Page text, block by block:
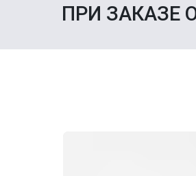
ПРИ ЗАКАЗЕ